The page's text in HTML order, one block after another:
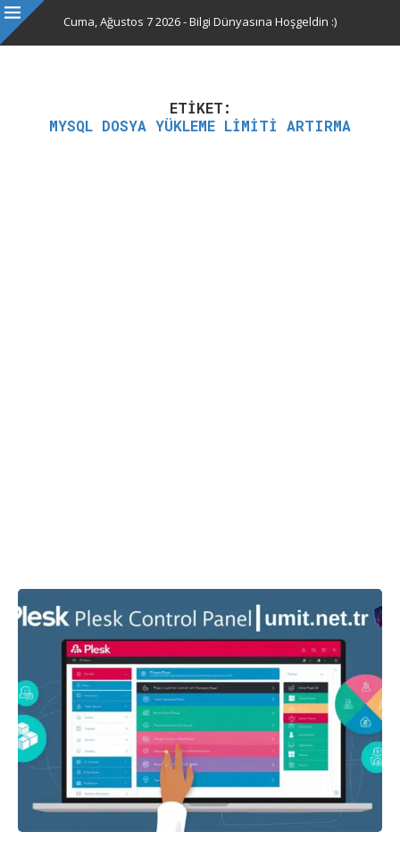
Cuma, Ağustos 7 2026 - Bilgi Dünyasına Hoşgeldin :)
ETIKET:
MYSQL DOSYA YÜKLEME LIMITI ARTIRMA